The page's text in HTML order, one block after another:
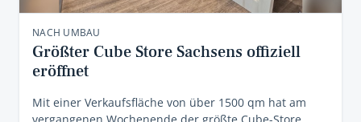
NACH UMBAU
Größter Cube Store Sachsens offiziell
eröffnet
Mit einer Verkaufsfläche von über 1500 qm hat am